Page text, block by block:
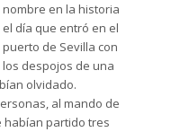
nombre en la historia
el día que entró en el
puerto de Sevilla con
los despojos de una
olvidado.
al mando de
habían partido tres